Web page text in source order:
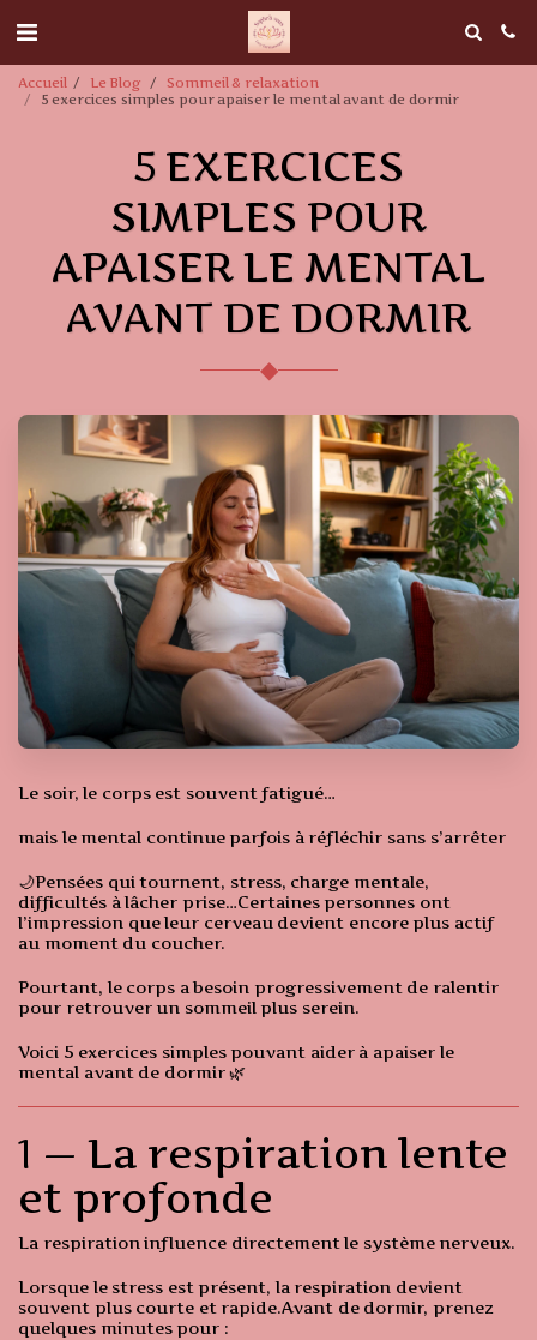
Accueil Le Blog
Sommeil & relaxation
5 exercices simples pour apaiser le mental avant de dormir
5 EXERCICES
SIMPLES POUR
APAISER LE MENTAL
AVANT DE DORMIR
◆
Le soir, le corps est souvent fatigué…
mais le mental continue parfois à réfléchir sans s’arrêter
🌙Pensées qui tournent, stress, charge mentale,
difficultés à lâcher prise…Certaines personnes ont
l’impression que leur cerveau devient encore plus actif
au moment du coucher.
Pourtant, le corps a besoin progressivement de ralentir
pour retrouver un sommeil plus serein.
Voici 5 exercices simples pouvant aider à apaiser le
mental avant de dormir 🌿
1 — La respiration lente
et profonde
La respiration influence directement le système nerveux.
Lorsque le stress est présent, la respiration devient
souvent plus courte et rapide.Avant de dormir, prenez
quelques minutes pour :